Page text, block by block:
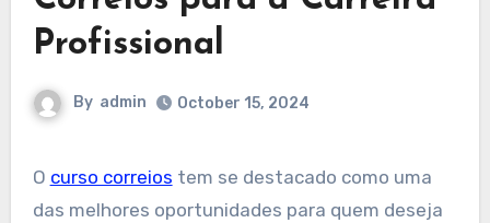
Profissional
By admin October 15, 2024
curso correios tem se destacado como uma
das melhores oportunidades para quem deseja